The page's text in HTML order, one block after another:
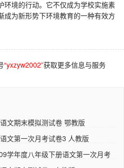
环境的行动。它不仅成为学校实施素
成为新形势下环境教育的一种有效方
“yxzyw2002”获取更多信息与服务
文期末模拟测试卷 鄂教版
文第一次月考试卷3 人教版
学年度八年级下册语文第一次月考